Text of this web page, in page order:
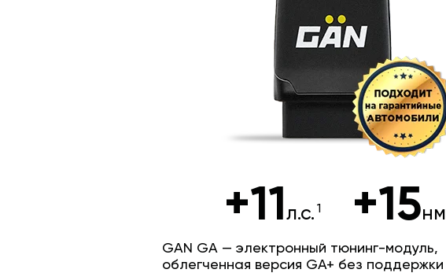
+11л.с. +15нм
GAN GA — электронный тюнинг-модуль,
облегченная версия GA+ без поддержки